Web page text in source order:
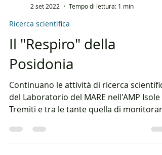
2 set 2022
Tempo di lettura: 1 min
Ricerca scientifica
Il "Respiro" della
Posidonia